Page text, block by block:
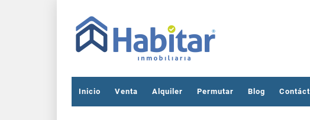
Inicio Venta Alquiler Permutar Blog